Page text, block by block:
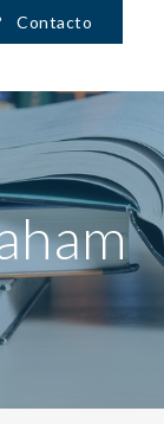
Contacto